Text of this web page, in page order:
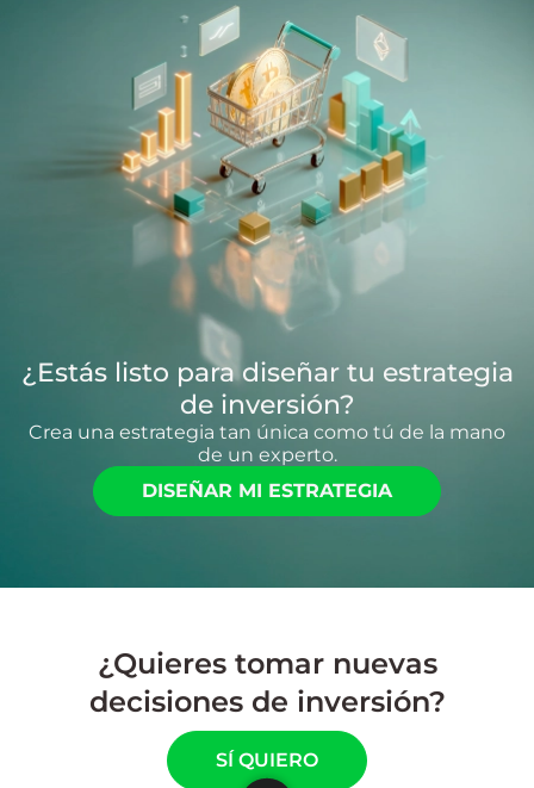
¿Estás listo para diseñar tu estrategia
de inversión?
Crea una estrategia tan única como tú de la mano
de un experto.
DISEÑAR MI ESTRATEGIA
¿Quieres tomar nuevas
decisiones de inversión?
SÍ QUIERO